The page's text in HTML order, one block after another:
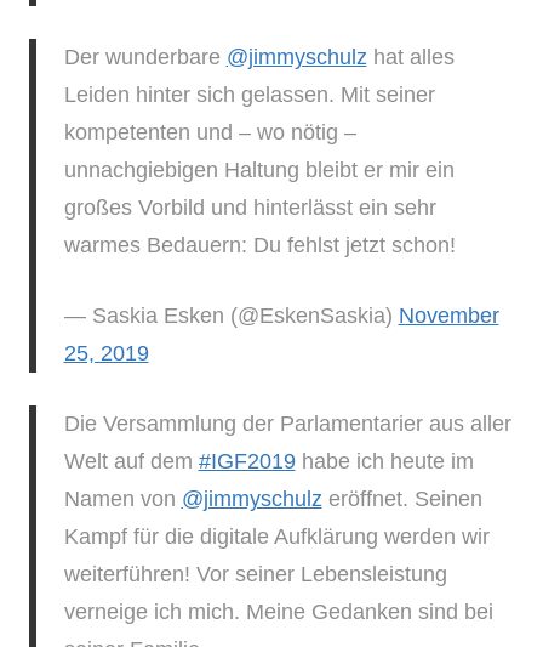
Der wunderbare @jimmyschulz hat alles
Leiden hinter sich gelassen. Mit seiner
kompetenten und – wo nötig –
unnachgiebigen Haltung bleibt er mir ein
großes Vorbild und hinterlässt ein sehr
warmes Bedauern: Du fehlst jetzt schon!
— Saskia Esken (@EskenSaskia) November
25, 2019
Die Versammlung der Parlamentarier aus aller
Welt auf dem #IGF2019habe ich heute im
Namen von @jimmyschulz eröffnet. Seinen
Kampf für die digitale Aufklärung werden wir
weiterführen! Vor seiner Lebensleistung
verneige ich mich. Meine Gedanken sind bei